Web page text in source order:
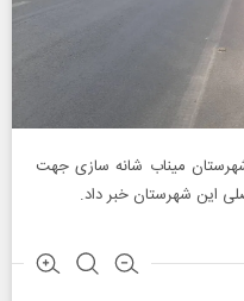
میناب شانه سازی جهت
این شهرستان خبر داد.